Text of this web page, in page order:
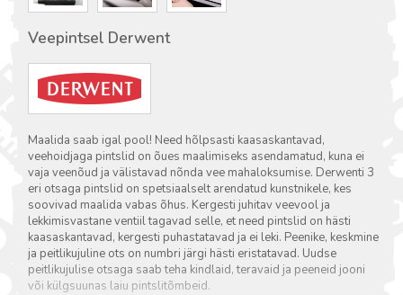
Veepintsel Derwent
Maalida saab igal pool! Need hõlpsasti kaasaskantavad,
veehoidjaga pintslid on õues maalimiseks asendamatud, kuna ei
vaja veenõud ja välistavad nõnda vee mahaloksumise. Derwenti 3
eri otsaga pintslid on spetsiaalselt arendatud kunstnikele, kes
soovivad maalida vabas õhus. Kergesti juhitav veevool ja
lekkimisvastane ventiil tagavad selle, et need pintslid on hästi
kaasaskantavad, kergesti puhastatavad ja ei leki. Peenike, keskmine
ja peitlikujuline ots on numbri järgi hästi eristatavad. Uudse
peitlikujulise otsaga saab teha kindlaid, teravaid ja peeneid jooni
või külgsuunas laiu pintslitõmbeid.